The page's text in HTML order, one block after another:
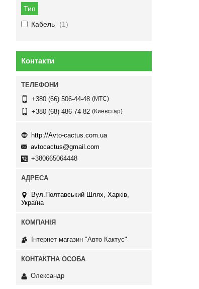
Тип
Кабель
1
Контакти
+380 (66) 506-44-48 МТС
+380 (68) 486-74-82 Киевстар
http://Avto-cactus.com.ua
avtocactus@gmail.com
+380665064448
Вул.Полтавський Шлях, Харків,
Україна
Інтернет магазин "Авто Кактус"
Олександр